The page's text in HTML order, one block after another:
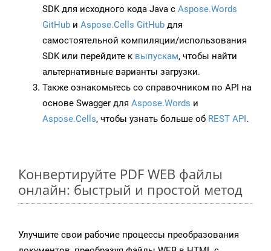
SDK для исходного кода Java с Aspose.Words
GitHub и Aspose.Cells GitHub для
самостоятельной компиляции/использования
SDK или перейдите к выпускам, чтобы найти
альтернативные варианты загрузки.
Также ознакомьтесь со справочником по API на
основе Swagger для Aspose.Words и
Aspose.Cells, чтобы узнать больше об REST API.
Конвертируйте PDF WEB файлы
онлайн: быстрый и простой метод
Улучшите свои рабочие процессы преобразования